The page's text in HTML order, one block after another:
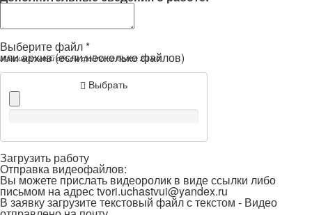
Выберите файл *
или архив (если несколько файлов)
Максимальный объем файла не более 20 мб
Выбрать
Загрузить работу
Отправка видеофайлов:
Вы можете прислать видеоролик в виде ссылки либо
письмом на адресtvori.uchastvui@yandex.ru
В заявку загрузите текстовый файл с текстом - Видео